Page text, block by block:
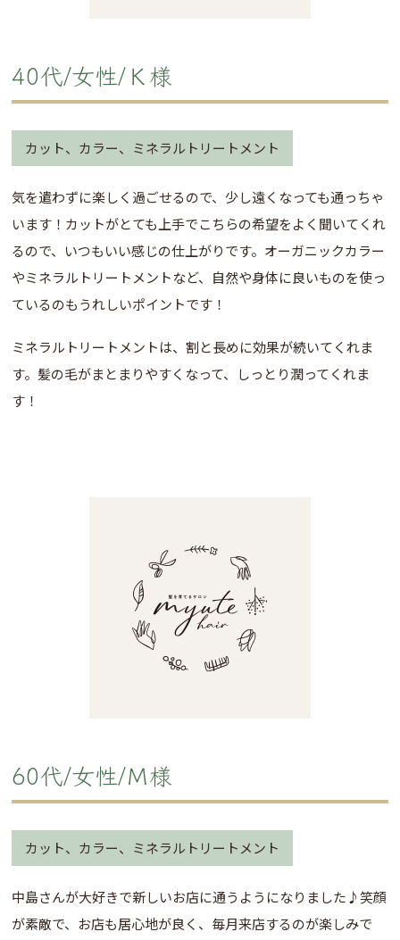
40代/女性/Ｋ様
カット、カラー、ミネラルトリートメント
気を遣わずに楽しく過ごせるので、少し遠くなっても通っちゃ
います！カットがとても上手でこちらの希望をよく聞いてくれ
るので、いつもいい感じの仕上がりです。オーガニックカラー
やミネラルトリートメントなど、自然や身体に良いものを使っ
ているのもうれしいポイントです！
ミネラルトリートメントは、割と長めに効果が続いてくれま
す。髪の毛がまとまりやすくなって、しっとり潤ってくれま
す！
60代/女性/Ｍ様
カット、カラー、ミネラルトリートメント
中島さんが大好きで新しいお店に通うようになりました♪笑顔
が素敵で、お店も居心地が良く、毎月来店するのが楽しみで